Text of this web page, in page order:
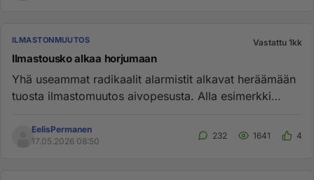
ILMASTONMUUTOS Vastattu 1kk
Ilmastousko alkaa horjumaan
Yhä useammat radikaalit alarmistit alkavat heräämään
tuosta ilmastomuutos aivopesusta. Alla esimerkki
EelisPermanen
17.05.2026 08:50
232 1641 4